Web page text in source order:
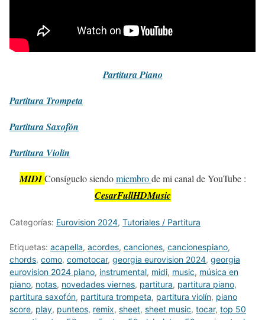
PartituraPiano
Partitura Trompeta
PartituraSaxofón
Partitura Violín
MIDI Consíguelo siendomiembrode mi canal de YouTube :
CesarFullHDMusic
Categorías: Eurovision 2024, Tutoriales / Partitura
Etiquetas: acapella, acordes, canciones, cancionespiano,
chords, como, comotocar, georgia eurovision 2024, georgia
eurovision 2024 piano, instrumental, midi, music, música en
piano, notas, novedades viernes, partitura, partitura piano,
partitura saxofón, partitura trompeta, partitura violín, piano
score, play, punteos, remix, sheet, sheet music, tocar, top 50